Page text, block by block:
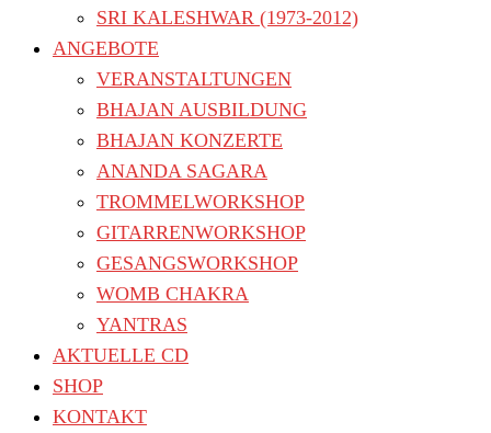
SRI KALESHWAR (1973-2012)
ANGEBOTE
VERANSTALTUNGEN
BHAJAN AUSBILDUNG
BHAJAN KONZERTE
ANANDA SAGARA
TROMMELWORKSHOP
GITARRENWORKSHOP
GESANGSWORKSHOP
WOMB CHAKRA
YANTRAS
AKTUELLE CD
SHOP
KONTAKT